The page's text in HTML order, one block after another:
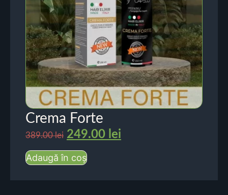
Crema Forte
389.00lei 249.00 lei
Adaugă în coș